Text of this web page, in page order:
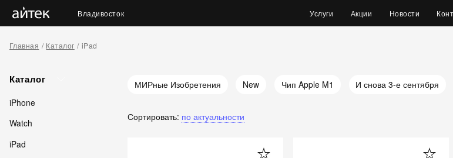
Владивосток Услуги Акции Новости
Главная Каталог iPad
Каталог
iPhone
Watch
iPad
МИРные Изобретения New Чип Apple M1 И снова 3-е сентября
Сортировать: по актуальности